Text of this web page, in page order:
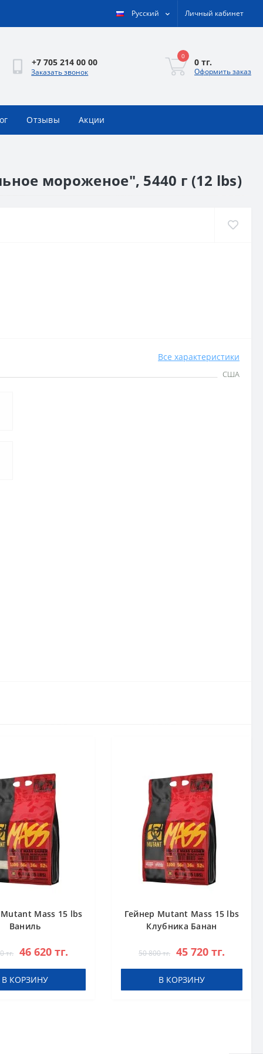
Русский Личный кабинет
+7 705 214 00 00
Заказать звонок
0
0 тг.
Оформить заказ
Отзывы Акции
мороженое", 5440 г (12 lbs)
Все характеристики
США
Mass 15 lbs
Ваниль
тг. 46 620 тг.
В КОРЗИНУ
Гейнер Mutant Mass 15 lbs
Клубника Банан
50 800 тг. 45 720 тг.
В КОРЗИНУ